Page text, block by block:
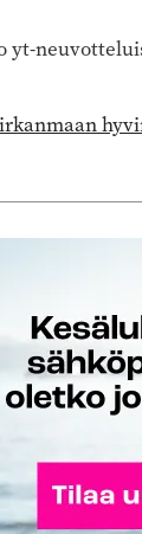
yt-